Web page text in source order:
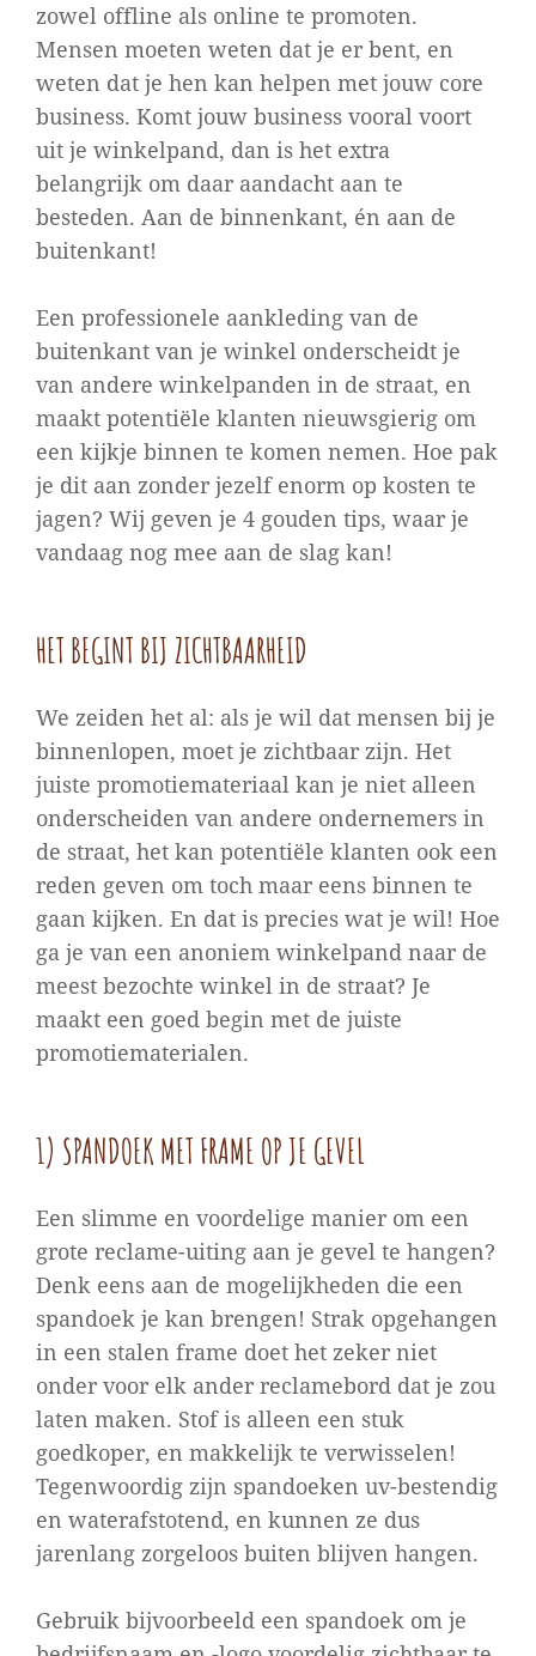
zowel offline als online te promoten.
Mensen moeten weten dat je er bent, en
weten dat je hen kan helpen met jouw core
business. Komt jouw business vooral voort
uit je winkelpand, dan is het extra
belangrijk om daar aandacht aan te
besteden. Aan de binnenkant, én aan de
buitenkant!
Een professionele aankleding van de
buitenkant van je winkel onderscheidt je
van andere winkelpanden in de straat, en
maakt potentiële klanten nieuwsgierig om
een kijkje binnen te komen nemen. Hoe pak
je dit aan zonder jezelf enorm op kosten te
jagen? Wij geven je 4 gouden tips, waar je
vandaag nog mee aan de slag kan!
HET BEGINT BIJ ZICHTBAARHEID
We zeiden het al: als je wil dat mensen bij je
binnenlopen, moet je zichtbaar zijn. Het
juiste promotiemateriaal kan je niet alleen
onderscheiden van andere ondernemers in
de straat, het kan potentiële klanten ook een
reden geven om toch maar eens binnen te
gaan kijken. En dat is precies wat je wil! Hoe
ga je van een anoniem winkelpand naar de
meest bezochte winkel in de straat? Je
maakt een goed begin met de juiste
promotiematerialen.
1) SPANDOEK MET FRAME OP JE GEVEL
Een slimme en voordelige manier om een
grote reclame-uiting aan je gevel te hangen?
Denk eens aan de mogelijkheden die een
spandoek je kan brengen! Strak opgehangen
in een stalen frame doet het zeker niet
onder voor elk ander reclamebord dat je zou
laten maken. Stof is alleen een stuk
goedkoper, en makkelijk te verwisselen!
Tegenwoordig zijn spandoeken uv-bestendig
en waterafstotend, en kunnen ze dus
jarenlang zorgeloos buiten blijven hangen.
Gebruik bijvoorbeeld een spandoek om je